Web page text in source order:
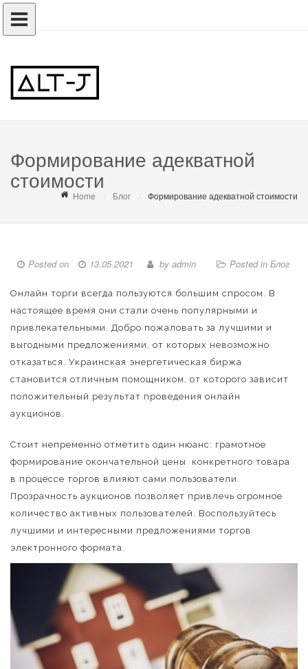
Формирование адекватной
стоимости
Home Блог Формирование адекватной стоимости
Posted on 13.05.2021 by admin Posted in Блог
Онлайн торги всегда пользуются большим спросом. В
настоящее время они стали очень популярными и
привлекательными. Добро пожаловать за лучшими и
выгодными предложениями, от которых невозможно
отказаться. Украинская энергетическая биржа
становится отличным помощником, от которого зависит
положительный результат проведения онлайн
аукционов.
Стоит непременно отметить один нюанс: грамотное
формирование окончательной цены конкретного товара
в процессе торгов влияют сами пользователи.
Прозрачность аукционов позволяет привлечь огромное
количество активных пользователей. Воспользуйтесь
лучшими и интересными предложениями торгов
электронного формата.